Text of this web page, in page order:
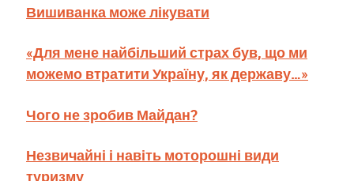
Вишиванка може лікувати
«Для мене найбільший страх був, що ми
можемо втратити Україну, як державу…»
Чого не зробив Майдан?
Незвичайні і навіть моторошні види
туризму